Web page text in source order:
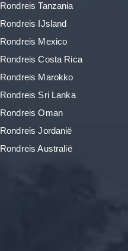
Rondreis Tanzania
Rondreis IJsland
Rondreis Mexico
Rondreis Costa Rica
Rondreis Marokko
Rondreis Sri Lanka
Rondreis Oman
Rondreis Jordanië
Rondreis Australië